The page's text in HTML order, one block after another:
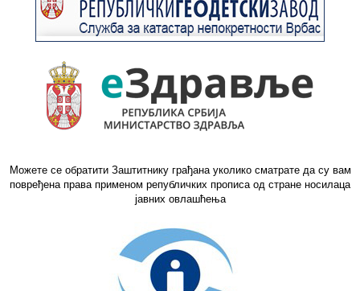
Можете се обратити Заштитнику грађана уколико сматрате да су вам
повређена права применом републичких прописа од стране носилаца
јавних овлашћења